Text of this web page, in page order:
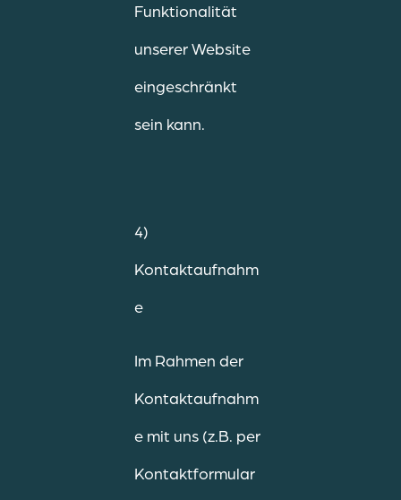
Funktionalität
unserer Website
eingeschränkt
sein kann.
4)
Kontaktaufnahm
e
Im Rahmen der
Kontaktaufnahm
e mit uns (z.B. per
Kontaktformular